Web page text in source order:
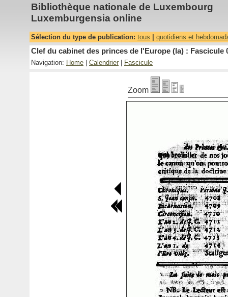
Bibliothèque nationale de Luxembourg
Luxemburgensia online
Sélection du type de publication: tous quotidiens et
Clef du cabinet des princes de l'Europe (la) : Fascicule
Navigation: Home Calendrier Fascicule
Zoom